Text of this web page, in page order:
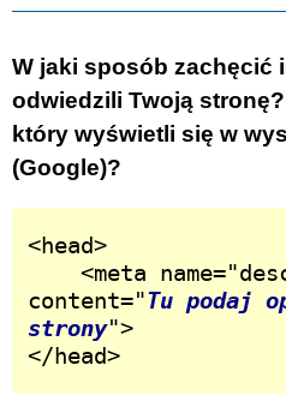
W jaki sposób zachęcić
odwiedzili Twoją
który wyświetli się w
(Google)?
<head>
content="Tu podaj
strony">
</head>